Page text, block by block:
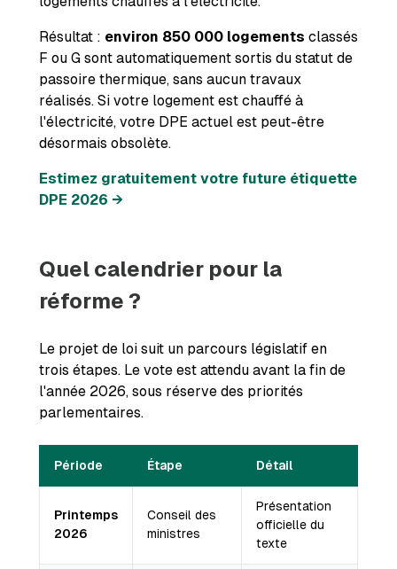
Résultat : environ 850 000 logements classés
F ou G sont automatiquement sortis du statut de
passoire thermique, sans aucun travaux
réalisés. Si votre logement est chauffé à
l'électricité, votre DPE actuel est peut-être
désormais obsolète.
Estimez gratuitement votre future étiquette
DPE 2026 →
Quel calendrier pour la
réforme ?
Le projet de loi suit un parcours législatif en
trois étapes. Le vote est attendu avant la fin de
l'année 2026, sous réserve des priorités
parlementaires.
Période Étape Détail
Printemps
2026
Conseil des
ministres
Présentation
officielle du
texte